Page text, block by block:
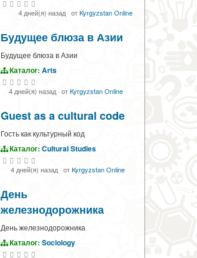
4 дней(я) назад· отKyrgyzstan Online
Будущее блюза в Азии
Будущее блюза в Азии
Каталог: Arts
4 дней(я) назад· отKyrgyzstan Online
Guest as a cultural code
Гость как культурный код
Каталог: Cultural Studies
4 дней(я) назад· отKyrgyzstan Online
День
железнодорожника
День железнодорожника
Каталог: Sociology